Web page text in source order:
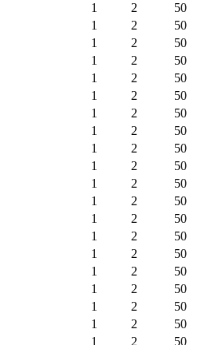
1 2
50
1 2
50
1 2
50
1 2
50
1 2
50
1 2
50
1 2
50
1 2
50
1 2
50
1 2
50
1 2
50
1 2
50
1 2
50
1 2
50
1 2
50
1 2
50
1 2
50
1 2
50
1 2
50
1 2
50